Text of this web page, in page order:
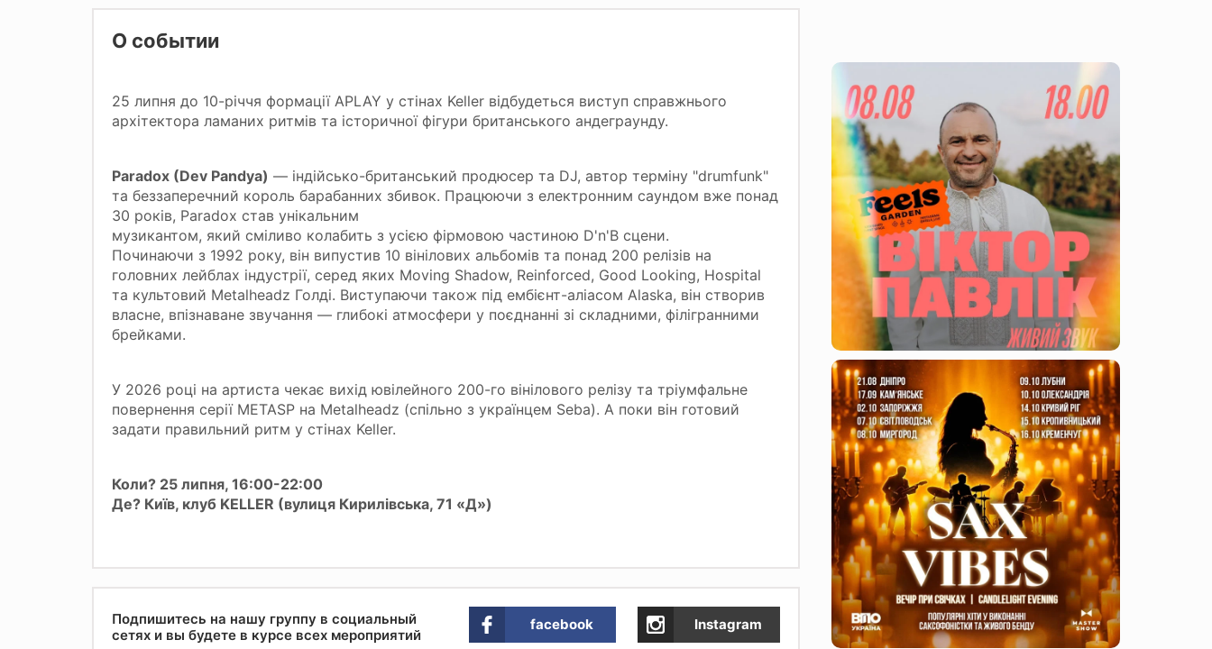
О событии
25 липня до 10-річчя формації APLAY у стінах Keller відбудеться виступ справжнього
архітектора ламаних ритмів та історичної фігури британського андеграунду.
Paradox (Dev Pandya) — індійсько-британський продюсер та DJ, автор терміну "drumfunk"
та беззаперечний король барабанних збивок. Працюючи з електронним саундом вже понад
30 років, Paradox став унікальним
музикантом, який сміливо колабить з усією фірмовою частиною D'n'B сцени.
Починаючи з 1992 року, він випустив 10 вінілових альбомів та понад 200 релізів на
головних лейблах індустрії, серед яких Moving Shadow, Reinforced, Good Looking, Hospital
та культовий Metalheadz Голді. Виступаючи також під ембієнт-аліасом Alaska, він створив
власне, впізнаване звучання — глибокі атмосфери у поєднанні зі складними, філігранними
брейками.
У 2026 році на артиста чекає вихід ювілейного 200-го вінілового релізу та тріумфальне
повернення серії METASP на Metalheadz (спільно з українцем Seba). А поки він готовий
задати правильний ритм у стінах Keller.
Коли? 25 липня, 16:00-22:00
Де? Київ, клуб KELLER (вулиця Кирилівська, 71 «Д»)
Подпишитесь на нашу группу в социальный
сетях и вы будете в курсе всех мероприятий
facebook Instagram